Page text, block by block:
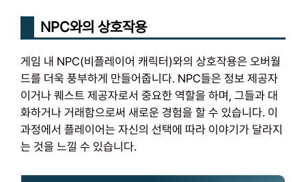
NPC와의 상호작용
게임 내 NPC(비플레이어 캐릭터)와의 상호작용은 오버월
드를 더욱 풍부하게 만들어줍니다. NPC들은 정보 제공자
이거나 퀘스트 제공자로서 중요한 역할을 하며, 그들과 대
화하거나 거래함으로써 새로운 경험을 할 수 있습니다. 이
과정에서 플레이어는 자신의 선택에 따라 이야기가 달라지
는 것을 느낄 수 있습니다.